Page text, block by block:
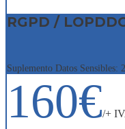
RGPD /
Suplemento Datos Sensibles:
160€/+